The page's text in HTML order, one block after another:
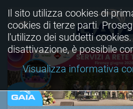
Il sito utilizza cookies di
cookies di terze parti.
l'utilizzo dei suddetti
disattivazione, è possibile
Visualizza informativa